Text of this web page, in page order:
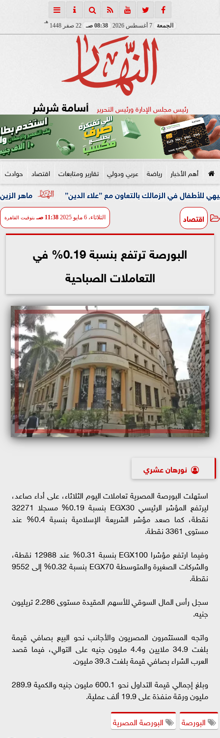
الجمعة 7 أغسطس 2026 08:38 صـ 22 صفر 1448
هـ
رئيس مجلس الإدارة ورئيس التحرير أسامة شرشر
أهم الأخبار رياضة عربي ودولي تقارير ومتابعات اقتصاد حوادث
ماهر الزين: 25 حافلة تُعيد 1250 سودانيًا ضمن الفوج الـ41.. والالتزام بوثائق السفر عزز انسيابية العودة الطوعية الزمالك بالتعاون مع ”علاء الدين”
اقتصاد الثلاثاء، 6 مايو 2025 11:38 صـ بتوقيت القاهرة
البورصة ترتفع بنسبة 0.19% في
التعاملات الصباحية
نورهان عشري
استهلت البورصة المصرية تعاملات اليوم الثلاثاء، على أداء صاعد،
ليرتفع المؤشر الرئيسي EGX30 بنسبة 0.19% مسجلا 32271
نقطة، كما صعد مؤشر الشريعة الإسلامية بنسبة 0.4% عند
مستوى 3361 نقطة.
وفيما ارتفع مؤشرا EGX100 بنسبة 0.31% عند 12988 نقطة،
والشركات الصغيرة والمتوسطة EGX70 بنسبة 0.32% إلى 9552
نقطة.
سجل رأس المال السوقي للأسهم المقيدة مستوى 2.286 تريليون
جنيه.
واتجه المستثمرون المصريون والأجانب نحو البيع بصافي قيمة
بلغت 34.9 ملايين و4.4 مليون جنيه على التوالي، فيما قصد
العرب الشراء بصافي قيمة بلغت 39.3 مليون.
وبلغ إجمالي قيمة التداول نحو 600.1 مليون جنيه والكمية 289.9
مليون ورقة منفذة على 19.9 ألف عملية.
البورصة
البورصة المصرية